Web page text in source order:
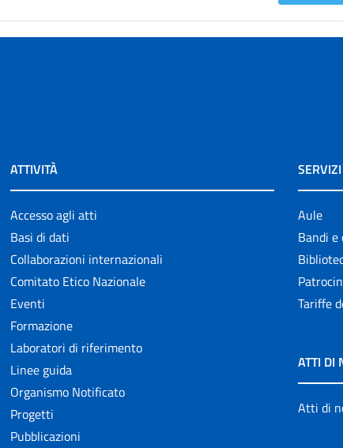
ATTIVITÀ
Accesso agli atti
Basi di dati
Collaborazioni internazionali
Comitato Etico Nazionale
Eventi
Formazione
Laboratori di riferimento
Linee guida
Organismo Notificato
Progetti
Pubblicazioni
SERVIZI
Aule
Bandi e
Tariffe
ATTI DI
Atti di